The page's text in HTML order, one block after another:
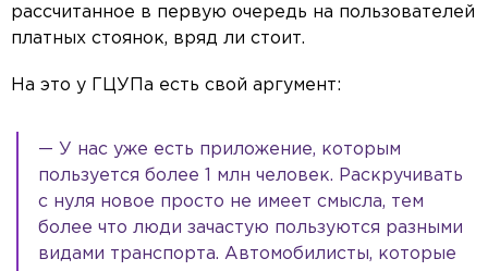
рассчитанное в первую очередь на пользователей
платных стоянок, вряд ли стоит.
На это у ГЦУПа есть свой аргумент:
— У нас уже есть приложение, которым
пользуется более 1 млн человек. Раскручивать
с нуля новое просто не имеет смысла, тем
более что люди зачастую пользуются разными
видами транспорта. Автомобилисты, которые